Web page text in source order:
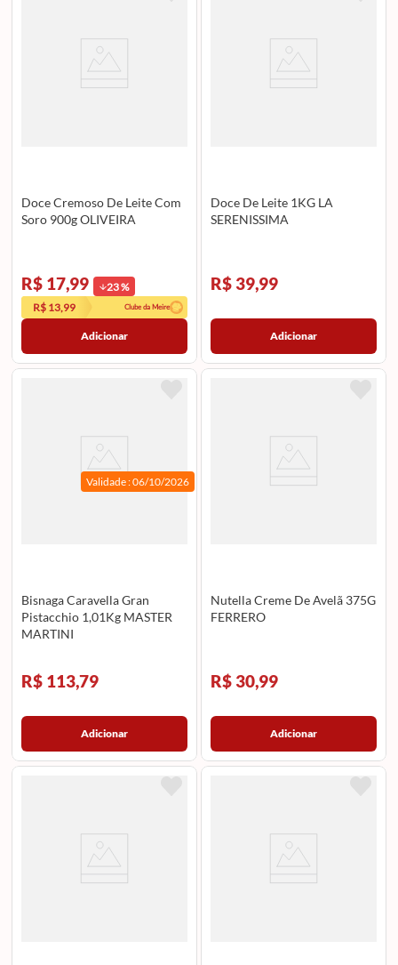
Doce Cremoso De Leite Com
Soro 900g OLIVEIRA
R$ 17,99 23%
R$ 13,99
Clube da Meire
Adicionar
Doce De Leite 1KG LA
SERENISSIMA
R$ 39,99
Adicionar
Validade :06/10/2026
Bisnaga Caravella Gran
Pistacchio 1,01Kg MASTER
MARTINI
R$ 113,79
Adicionar
Nutella Creme De Avelã 375G
FERRERO
R$ 30,99
Adicionar